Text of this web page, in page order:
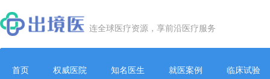
连全球医疗资源，享前沿医疗服务
首页 权威医院 知名医生 就医案例 临床试验